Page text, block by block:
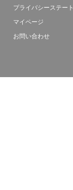
プライバシーステー
マイページ
お問い合わせ